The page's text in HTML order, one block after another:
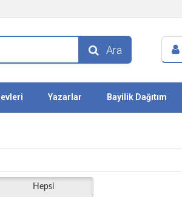
Ara
Yazarlar Bayilik Dağıtım
Hepsi